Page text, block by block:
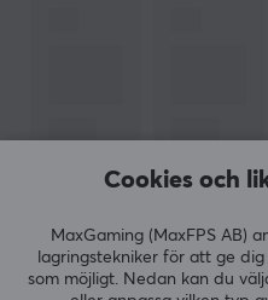
materialval som ActiFit™-
EGENSKAPER
Färg
Cookies och
MaxGaming (MaxFPS AB)
lagringstekniker för att ge
som möjligt. Nedan kan du